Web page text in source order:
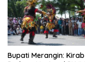
Bupati Merangin: Kirab